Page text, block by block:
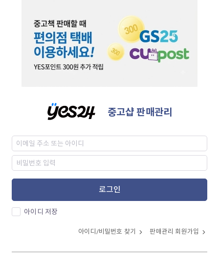
중고샵 판매관리
로그인
아이디 저장
아이디/비밀번호 찾기 판매관리 회원가입